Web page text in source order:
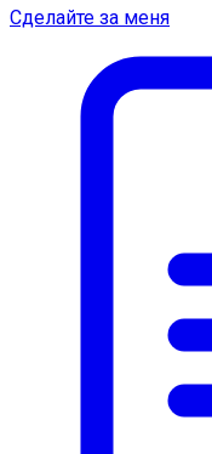
Сделайте за меня